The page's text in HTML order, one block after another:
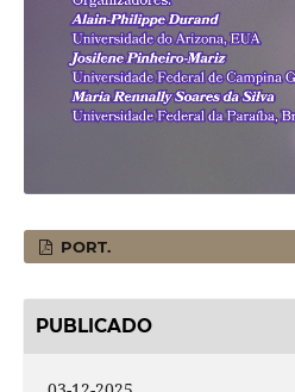
PORT.
PUBLICADO